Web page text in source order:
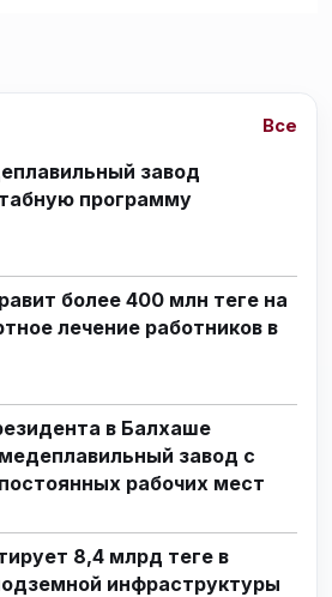
Все
завод
программу
более 400 млн теңге на
лечение работников в
в Балхаше
завод с
рабочих мест
8,4 млрд теңге в
инфраструктуры